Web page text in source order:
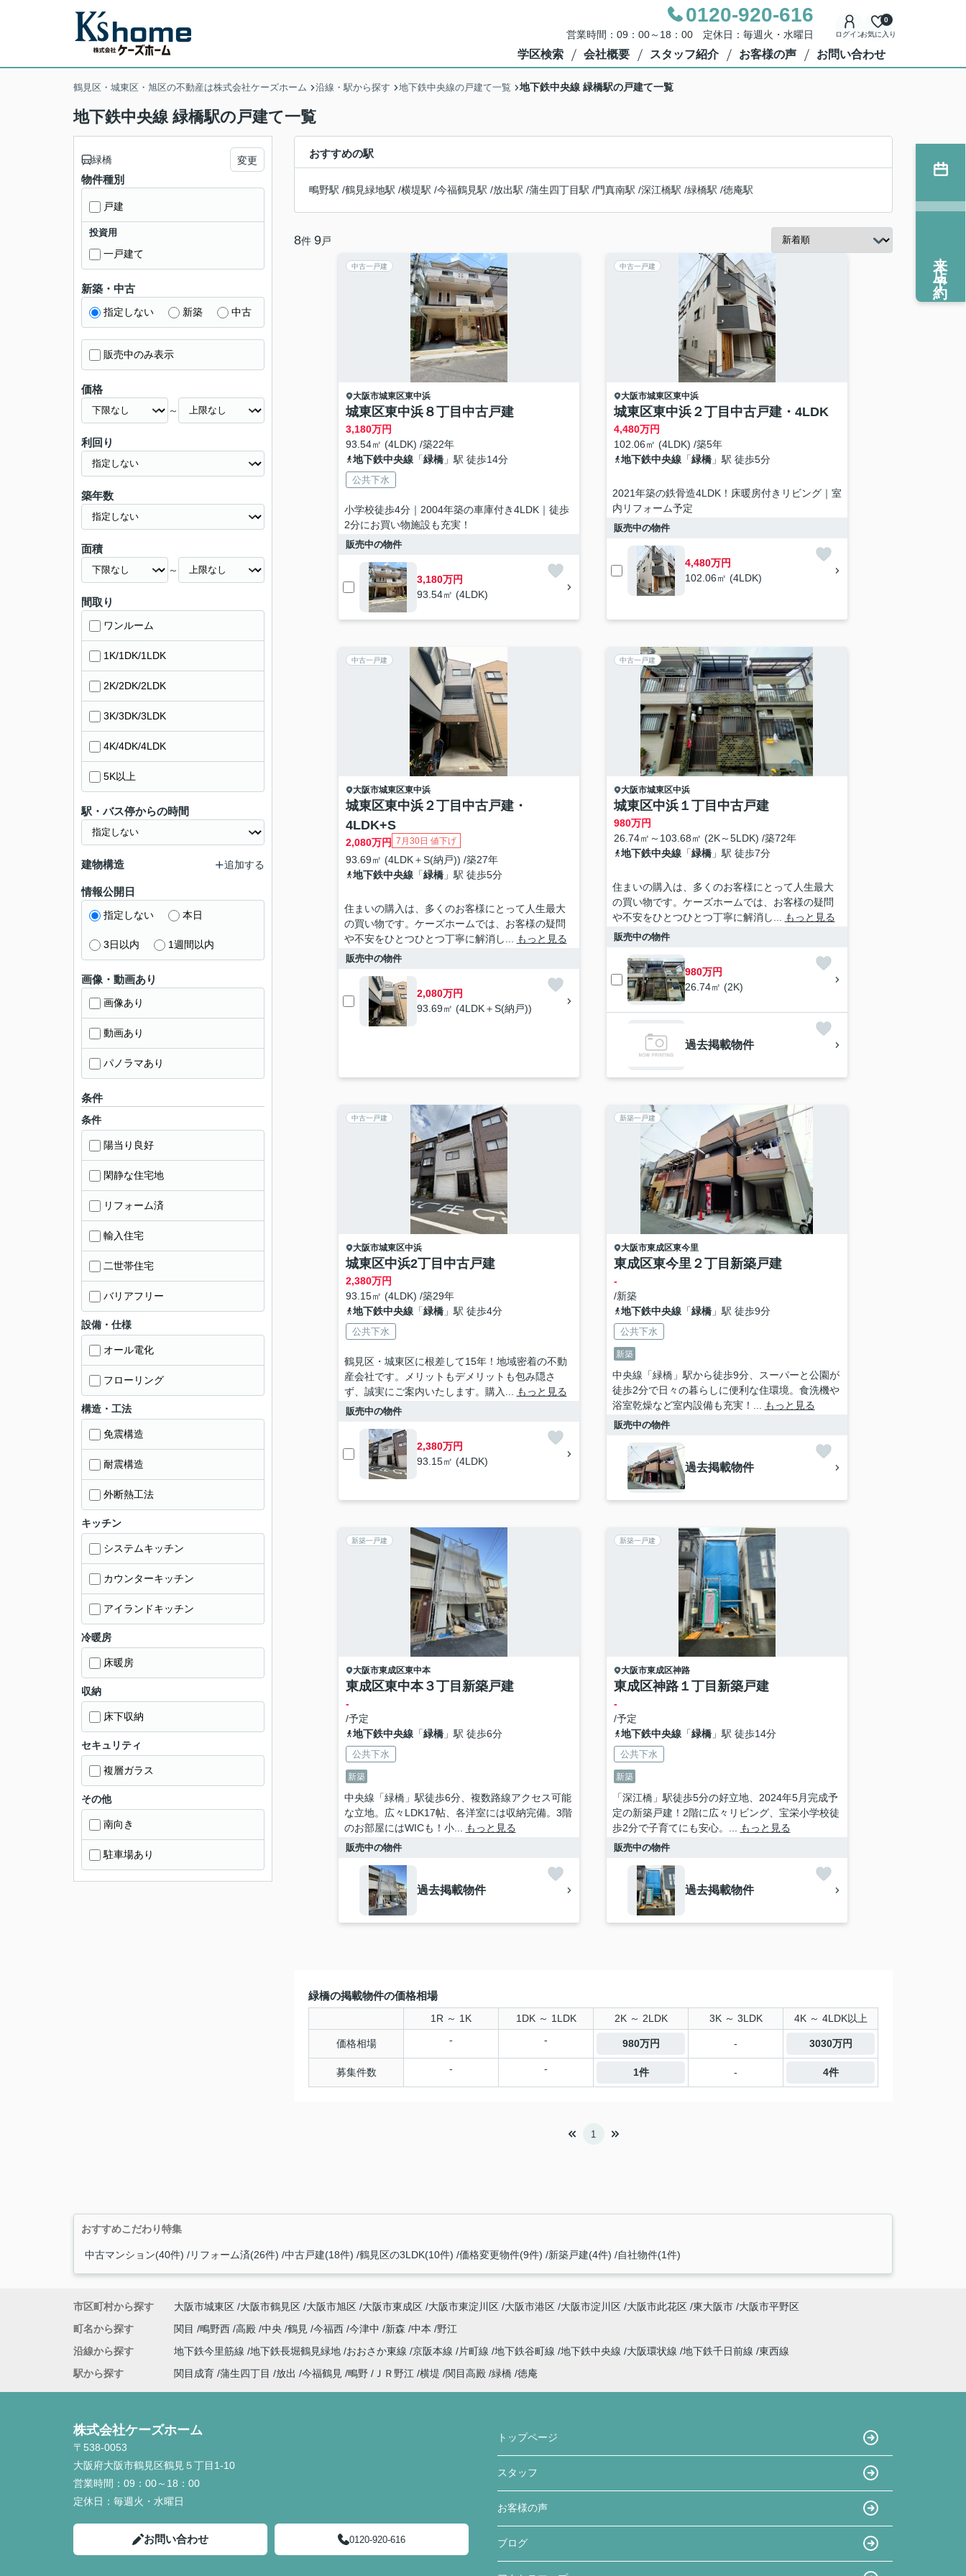
0120-920-616
営業時間：09：00～18：00 定休日：毎週火・水曜日 ログインお気に入り
0
学区検索 会社概要 スタッフ紹介 お客様の声 お問い合わせ
鶴見区・城東区・旭区の不動産は株式会社ケーズホーム 沿線・駅から探す 地下鉄中央線の戸建て一覧 地下鉄中央線 緑橋駅の戸建て一覧
地下鉄中央線 緑橋駅の戸建て一覧
おすすめの駅
鴫野駅 /鶴見緑地駅 /横堤駅 /今福鶴見駅 /放出駅 /蒲生四丁目駅 /門真南駅 /深江橋駅 /緑橋駅 /徳庵駅
8件 9戸
中古一戸建
大阪市城東区東中浜
城東区東中浜８丁目中古戸建
3,180万円
93.54㎡ (4LDK) /築22年
地下鉄中央線「緑橋」駅 徒歩14分
公共下水
小学校徒歩4分｜2004年築の車庫付き4LDK｜徒歩
2分にお買い物施設も充実！
販売中の物件
3,180万円
93.54㎡ (4LDK)
中古一戸建
大阪市城東区東中浜
城東区東中浜２丁目中古戸建・4LDK
4,480万円
102.06㎡ (4LDK) /築5年
地下鉄中央線「緑橋」駅 徒歩5分
2021年築の鉄骨造4LDK！床暖房付きリビング｜室
内リフォーム予定
販売中の物件
4,480万円
102.06㎡ (4LDK)
中古一戸建
大阪市城東区東中浜
城東区東中浜２丁目中古戸建・
4LDK+S
2,080万円 7月30日 値下げ
93.69㎡ (4LDK＋S(納戸)) /築27年
地下鉄中央線「緑橋」駅 徒歩5分
住まいの購入は、多くのお客様にとって人生最大
の買い物です。ケーズホームでは、お客様の疑問
や不安をひとつひとつ丁寧に解消し...
もっと見る
販売中の物件
2,080万円
93.69㎡ (4LDK＋S(納戸))
中古一戸建
大阪市城東区中浜
城東区中浜１丁目中古戸建
980万円
26.74㎡～103.68㎡ (2K～5LDK) /築72年
地下鉄中央線「緑橋」駅 徒歩7分
住まいの購入は、多くのお客様にとって人生最大
の買い物です。ケーズホームでは、お客様の疑問
や不安をひとつひとつ丁寧に解消し...
もっと見る
販売中の物件
980万円
26.74㎡ (2K)
過去掲載物件
中古一戸建
大阪市城東区中浜
城東区中浜2丁目中古戸建
2,380万円
93.15㎡ (4LDK) /築29年
地下鉄中央線「緑橋」駅 徒歩4分
公共下水
鶴見区・城東区に根差して15年！地域密着の不動
産会社です。メリットもデメリットも包み隠さ
ず、誠実にご案内いたします。購入...
もっと見る
販売中の物件
2,380万円
93.15㎡ (4LDK)
新築一戸建
大阪市東成区東今里
東成区東今里２丁目新築戸建
-
/新築
地下鉄中央線「緑橋」駅 徒歩9分
公共下水
新築
中央線「緑橋」駅から徒歩9分、スーパーと公園が
徒歩2分で日々の暮らしに便利な住環境。食洗機や
浴室乾燥など室内設備も充実！...
もっと見る
販売中の物件
過去掲載物件
新築一戸建
大阪市東成区東中本
東成区東中本３丁目新築戸建
-
/予定
地下鉄中央線「緑橋」駅 徒歩6分
公共下水
新築
中央線「緑橋」駅徒歩6分、複数路線アクセス可能
な立地。広々LDK17帖、各洋室には収納完備。3階
のお部屋にはWICも！小...
もっと見る
販売中の物件
過去掲載物件
新築一戸建
大阪市東成区神路
東成区神路１丁目新築戸建
-
/予定
地下鉄中央線「緑橋」駅 徒歩14分
公共下水
新築
「深江橋」駅徒歩5分の好立地、2024年5月完成予
定の新築戸建！2階に広々リビング、宝栄小学校徒
歩2分で子育てにも安心。...
もっと見る
販売中の物件
過去掲載物件
緑橋の掲載物件の価格相場
1R ～ 1K 1DK ～ 1LDK 2K ～ 2LDK 3K ～ 3LDK 4K ～ 4LDK以上
価格相場 - - 980万円 - 3030万円
募集件数 - - 1件 - 4件
1
緑橋 変更
物件種別
戸建
投資用
一戸建て
新築・中古
指定しない 新築 中古
販売中のみ表示
価格
～
利回り
築年数
面積
～
間取り
ワンルーム
1K/1DK/1LDK
2K/2DK/2LDK
3K/3DK/3LDK
4K/4DK/4LDK
5K以上
駅・バス停からの時間
建物構造 追加する
情報公開日
指定しない 本日
3日以内 1週間以内
画像・動画あり
画像あり
動画あり
パノラマあり
条件
条件
陽当り良好
閑静な住宅地
リフォーム済
輸入住宅
二世帯住宅
バリアフリー
設備・仕様
オール電化
フローリング
構造・工法
免震構造
耐震構造
外断熱工法
キッチン
システムキッチン
カウンターキッチン
アイランドキッチン
冷暖房
床暖房
収納
床下収納
セキュリティ
複層ガラス
その他
南向き
駐車場あり
おすすめこだわり特集
中古マンション(40件) リフォーム済(26件) 中古戸建(18件) 鶴見区の3LDK(10件) 価格変更物件(9件) 新築戸建(4件) 自社物件(1件)
来店予約
市区町村から探す 大阪市城東区 大阪市鶴見区 大阪市旭区 大阪市東成区 大阪市東淀川区 大阪市港区 大阪市淀川区 大阪市此花区 東大阪市 大阪市平野区
町名から探す
関目 鴫野西 高殿 中央 鶴見 今福西 今津中 新森 中本
野江
沿線から探す
地下鉄今里筋線 地下鉄長堀鶴見緑地 おおさか東線 京阪本線 片町線 地下鉄谷町線 地下鉄中央線 大阪環状線 地下鉄千日前線 東西線
駅から探す
関目成育 蒲生四丁目 放出 今福鶴見 鴫野 ＪＲ野江 横堤 関目高殿 緑橋 徳庵
株式会社ケーズホーム
〒538-0053
大阪府大阪市鶴見区鶴見５丁目1-10
営業時間： 09：00～18：00
定休日： 毎週火・水曜日
お問い合わせ 0120-920-616
トップページ
スタッフ
お客様の声
ブログ